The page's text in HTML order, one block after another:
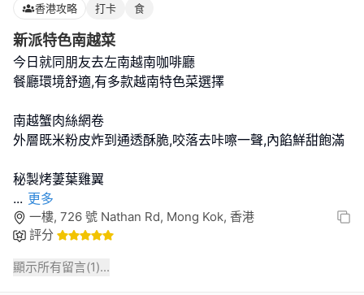
香港攻略 打卡 食
新派特色南越菜
今日就同朋友去左南越南咖啡廳
餐廳環境舒適,有多款越南特色菜選擇
南越蟹肉絲網卷
外層既米粉皮炸到通透酥脆,咬落去咔嚓一聲,內餡鮮甜飽滿
... 更多
一樓, 726 號 Nathan Rd, Mong Kok, 香港
評分
顯示所有留言(1)...